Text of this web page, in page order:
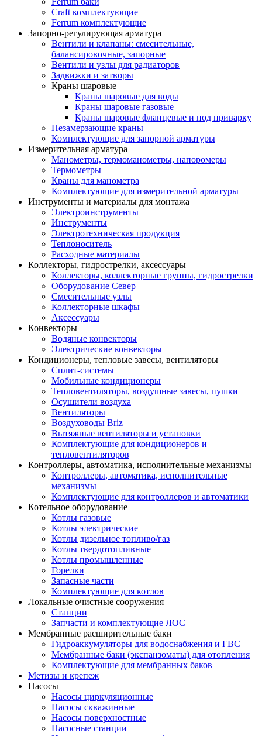
Craft комплектующие
Ferrum комплектующие
Запорно-регулирующая арматура
Вентили и клапаны: смесительные,
балансировочные, запорные
Вентили и узлы для радиаторов
Задвижки и затворы
Краны шаровые
Краны шаровые для воды
Краны шаровые газовые
Краны шаровые фланцевые и под приварку
Незамерзающие краны
Комплектующие для запорной арматуры
Измерительная арматура
Манометры, термоманометры, напоромеры
Термометры
Краны для манометра
Комплектующие для измерительной арматуры
Инструменты и материалы для монтажа
Электроинструменты
Инструменты
Электротехническая продукция
Теплоноситель
Расходные материалы
Коллекторы, гидрострелки, аксессуары
Коллекторы, коллекторные группы, гидрострелки
Оборудование Север
Смесительные узлы
Коллекторные шкафы
Аксессуары
Конвекторы
Водяные конвекторы
Электрические конвекторы
Кондиционеры, тепловые завесы, вентиляторы
Сплит-системы
Мобильные кондиционеры
Тепловентиляторы, воздушные завесы, пушки
Осушители воздуха
Вентиляторы
Воздуховоды Briz
Вытяжные вентиляторы и установки
Комплектующие для кондиционеров и
тепловентиляторов
Контроллеры, автоматика, исполнительные механизмы
Контроллеры, автоматика, исполнительные
механизмы
Комплектующие для контроллеров и автоматики
Котельное оборудование
Котлы газовые
Котлы электрические
Котлы дизельное топливо/газ
Котлы твердотопливные
Котлы промышленные
Горелки
Запасные части
Комплектующие для котлов
Локальные очистные сооружения
Станции
Запчасти и комплектующие ЛОС
Мембранные расширительные баки
Гидроаккумуляторы для водоснабжения и ГВС
Мембранные баки (экспанзоматы) для отопления
Комплектующие для мембранных баков
Метизы и крепеж
Насосы
Насосы циркуляционные
Насосы скважинные
Насосы поверхностные
Насосные станции